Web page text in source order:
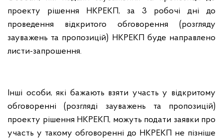
проекту рішення НКРЕКП, за 3 робочі дні до
проведення відкритого обговорення (розгляду
зауважень та пропозицій) НКРЕКП буде направлено
листи-запрошення.
Інші особи, які бажають взяти участь у відкритому
обговоренні (розгляді зауважень та пропозицій)
проекту рішення НКРЕКП, можуть подати заявки про
участь у такому обговоренні до НКРЕКП не пізніше